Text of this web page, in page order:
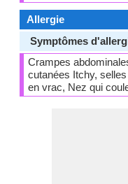
Allergie
Symptômes
Crampes
cutanées Itchy,
en vrac, Nez qui